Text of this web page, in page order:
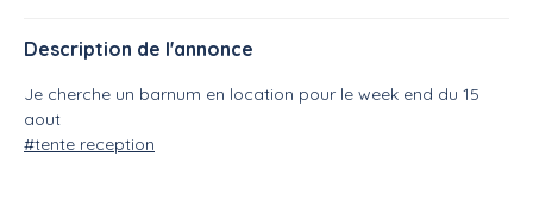
Description de l'annonce
Je cherche un barnum en location pour le week end du 15
aout
#tente reception